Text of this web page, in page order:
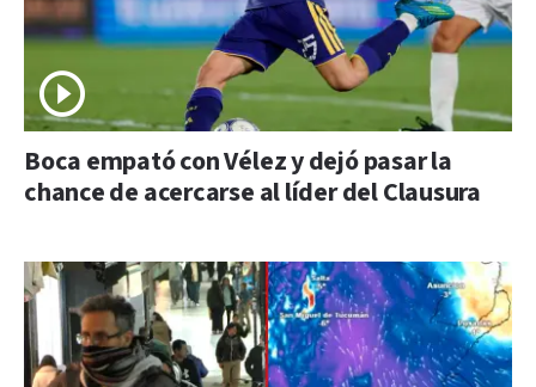
Boca empató con Vélez y dejó pasar la
chance de acercarse al líder del Clausura